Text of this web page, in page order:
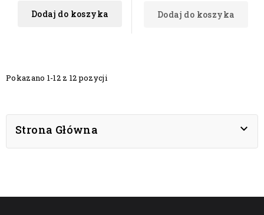
Dodaj do koszyka
Dodaj do koszyka
Pokazano 1-12 z 12 pozycji
Strona Główna 